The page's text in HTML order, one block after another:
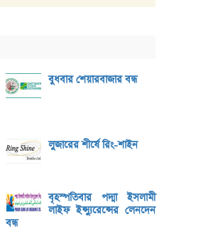
বুধবার শেয়ারবাজার বন্ধ
লুজারের শীর্ষে রিং-শাইন
বৃহস্পতিবার পদ্মা ইসলামী
লাইফ ইন্স্যুরেন্সের লেনদেন
বন্ধ